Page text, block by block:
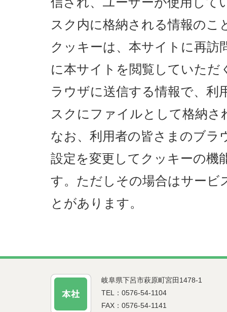
スク内に格納される情報のこ
クッキーは、本サイトに再訪
に本サイトを閲覧していただ
ラウザに送信する情報で、利
スクにファイルとして格納
なお、利用者の皆さまのブラ
設定を変更してクッキーの機
す。ただしその場合はサービ
とがあります。
岐阜県下呂市萩原町宮田1478-1
TEL：0576-54-1104
FAX：0576-54-1141